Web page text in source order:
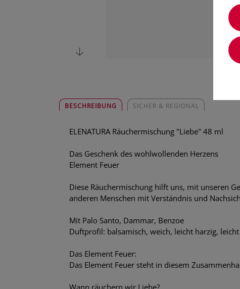
BESCHREIBUNG SICHER & REGIONAL
ELENATURA Räuchermischung "Liebe" 48 ml
Das Geschenk des wohlwollenden Herzens
Element Feuer
Diese Räuchermischung hilft uns, mit unseren
anderen Menschen mit Verständnis und
Mit Palo Santo, Dammar, Benzoe
Duftprofil: balsamisch, weich, leicht harzig,
Das Element Feuer:
Das Element Feuer steht in diesem